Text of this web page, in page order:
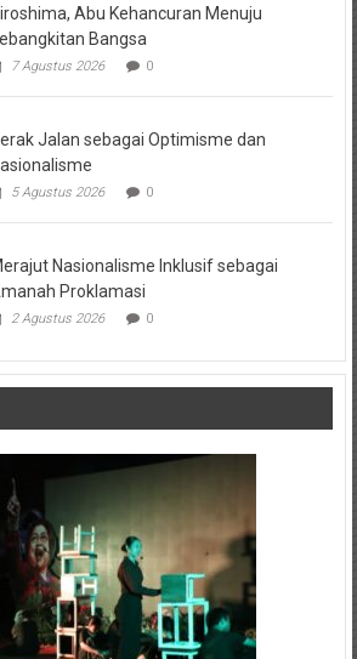
Abu Kehancuran Menuju
Bangsa
7 Agustus 2026 0
Jalan sebagai Optimisme dan
5 Agustus 2026 0
Nasionalisme Inklusif sebagai
Proklamasi
2 Agustus 2026 0